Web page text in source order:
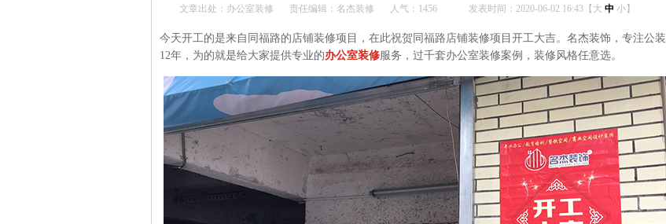
文章出处：办公室装修 责任编辑：名杰装修 人气： 1456 发表时间：2020-06-02 16:43【 大 中 小】
今天开工的是来自同福路的店铺装修项目，在此祝贺同福路店铺装修项目开工大吉。名杰装饰，专注公装
12年，为的就是给大家提供专业的办公室装修服务，过千套办公室装修案例，装修风格任意选。